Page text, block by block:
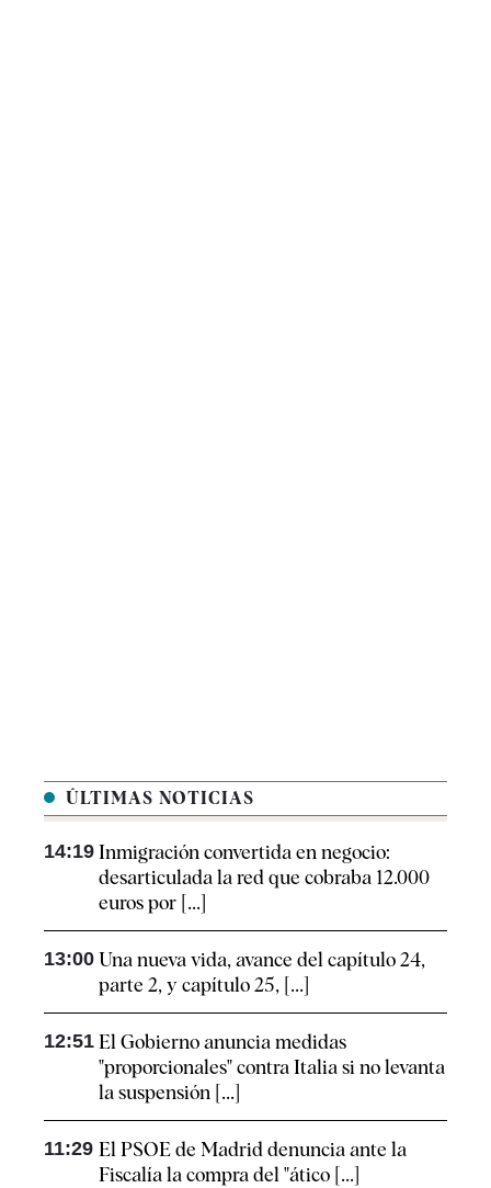
ÚLTIMAS NOTICIAS
14:19 Inmigración convertida en negocio:
desarticulada la red que cobraba 12.000
euros por [...]
13:00 Una nueva vida, avance del capítulo 24,
parte 2, y capítulo 25, [...]
12:51 El Gobierno anuncia medidas
"proporcionales" contra Italia si no levanta
la suspensión [...]
11:29 El PSOE de Madrid denuncia ante la
Fiscalía la compra del "ático [...]